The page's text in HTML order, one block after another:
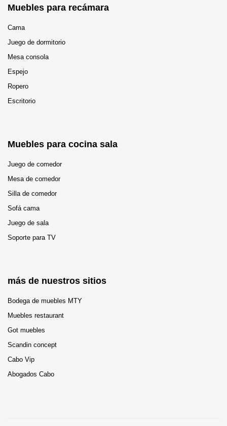
Muebles para recámara
Cama
Juego de dormitorio
Mesa consola
Espejo
Ropero
Escritorio
Muebles para cocina sala
Juego de comedor
Mesa de comedor
Silla de comedor
Sofá cama
Juego de sala
Soporte para TV
más de nuestros sitios
Bodega de muebles MTY
Muebles restaurant
Got muebles
Scandin concept
Cabo Vip
Abogados Cabo